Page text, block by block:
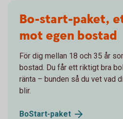
Bo-start-paket,
mot egen bostad
För dig mellan 18 och 35 år
bostad. Du får ett riktigt bra
ränta – bunden så du vet vad
blir.
BoStart-paket